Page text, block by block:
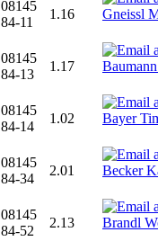
08145
84-11
1.16
08145
84-13
1.17
08145
84-14
1.02
08145
84-34
2.01
08145
84-52
2.13